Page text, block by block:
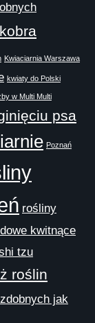
kobra
Kwiaciarnia Warszawa
kwiaty do Polski
w Multi Multi
psa
Poznań
rośliny
kwitnące
tzu
roślin
jak